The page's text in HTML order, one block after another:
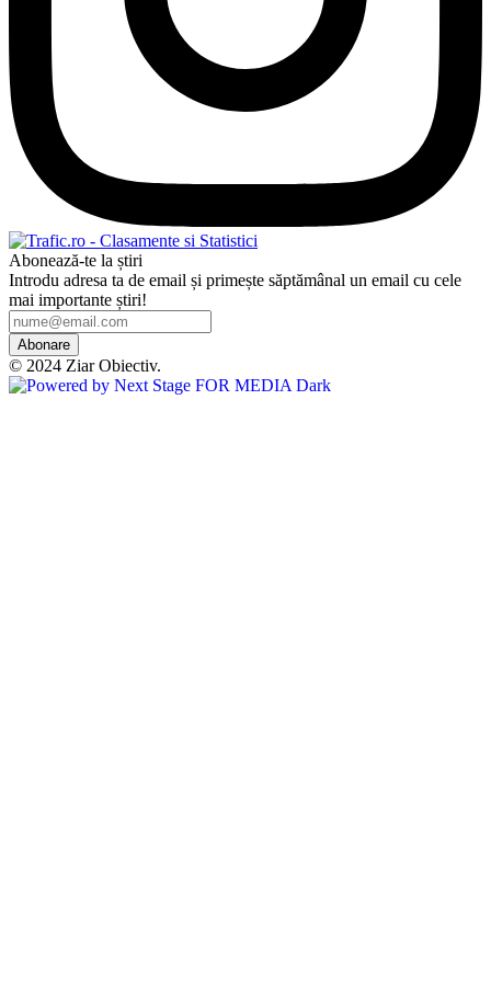
Abonează-te la știri
Introdu adresa ta de email și primește săptămânal un email cu cele
mai importante știri!
Abonare
© 2024 Ziar Obiectiv.